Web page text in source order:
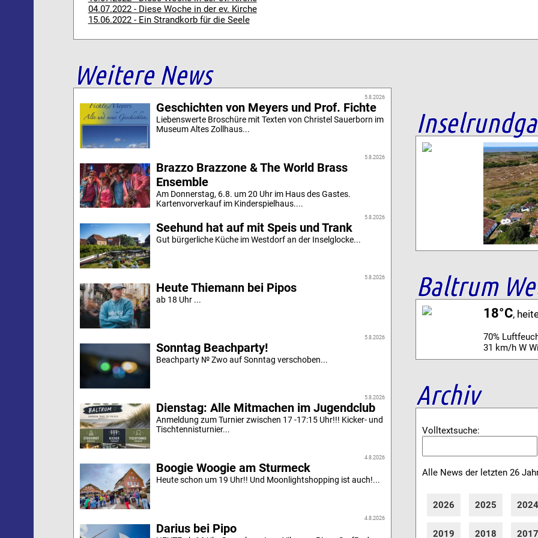
04.07.2022 - Diese Woche in der ev. Kirche
15.06.2022 - Ein Strandkorb für die Seele
Weitere News
5.8.2026
Geschichten von Meyers und Prof. Fichte
Liebenswerte Broschüre mit Texten von Christel Sauerborn im
Museum Altes Zollhaus...
5.8.2026
Brazzo Brazzone & The World Brass
Ensemble
Am Donnerstag, 6.8. um 20 Uhr im Haus des Gastes.
Kartenvorverkauf im Kinderspielhaus....
5.8.2026
Seehund hat auf mit Speis und Trank
Gut bürgerliche Küche im Westdorf an der Inselglocke...
5.8.2026
Heute Thiemann bei Pipos
ab 18 Uhr ...
5.8.2026
Sonntag Beachparty!
Beachparty № Zwo auf Sonntag verschoben...
5.8.2026
Dienstag: Alle Mitmachen im Jugendclub
Anmeldung zum Turnier zwischen 17 -17:15 Uhr!!! Kicker- und
Tischtennisturnier...
4.8.2026
Boogie Woogie am Sturmeck
Heute schon um 19 Uhr!! Und Moonlightshopping ist auch!...
4.8.2026
Darius bei Pipo
Baltrum
18°C,
70%
31 km/h W
Archiv
Volltextsuche:
Alle News der letzten 26
2026 2025
2019 2018